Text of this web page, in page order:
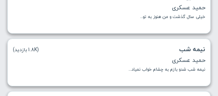
حمید عسکری
ﺧﻴﻠﻰ ﺳﺎل ﮔﺬﺷﺖ و ﻣﻦ ﻫﻨﻮز ﺑﻪ ﺗﻮ...
نیمه شب
حمید عسکری
نیمه شب شدو بازم‌ به چشام خواب نمیاد...
(1.8K بازدید)